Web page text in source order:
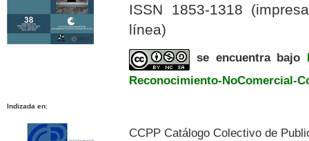
ISSN 1853-1318
línea)
se encuentra bajo
Reconocimiento-NoComercial-
Indizada en:
CCPP Catálogo Colectivo de